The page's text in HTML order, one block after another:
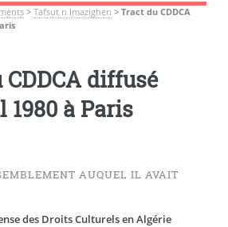
> Tafsut n Imazighen > Tract du CDDCA
diffusé
1980 à Paris
AUQUEL IL AVAIT
des Droits Culturels en Algérie